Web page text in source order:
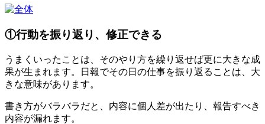
①行動を振り返り、修正できる
うまくいったことは、そのやり方を繰り返せば更に大きな成
果が生まれます。日報でその日の仕事を振り返ることは、大
きな意味があります。
書き方がバラバラだと、内容に個人差が出たり、報告すべき
内容が漏れます。